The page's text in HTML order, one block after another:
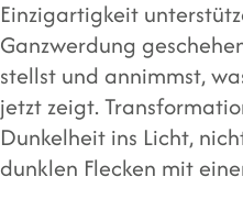
Einzigartigkeit
Ganzwerdung
stellst und annimmst,
jetzt zeigt.
Dunkelheit ins Licht,
dunklen Flecken mit